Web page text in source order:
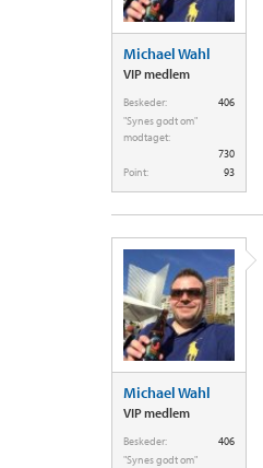
Michael Wahl
VIP medlem
Beskeder:
406
"Synes godt om"
modtaget:
730
Point:
93
Michael Wahl
VIP medlem
Beskeder:
406
"Synes godt om"